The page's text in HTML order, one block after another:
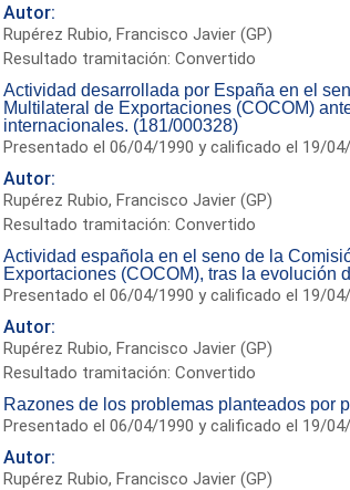
Autor:
Rupérez Rubio, Francisco Javier (GP)
Resultado tramitación: Convertido
Actividad desarrollada por España en el
Multilateral de Exportaciones (COCOM)
internacionales. (181/000328)
Presentado el 06/04/1990 y calificado el 19/
Autor:
Rupérez Rubio, Francisco Javier (GP)
Resultado tramitación: Convertido
Actividad española en el seno de la
Exportaciones (COCOM), tras la evolución
Presentado el 06/04/1990 y calificado el 19/
Autor:
Rupérez Rubio, Francisco Javier (GP)
Resultado tramitación: Convertido
Razones de los problemas planteados por
Presentado el 06/04/1990 y calificado el 19/
Autor:
Rupérez Rubio, Francisco Javier (GP)